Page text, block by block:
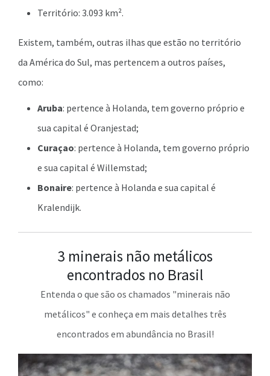
Território: 3.093 km².
Existem, também, outras ilhas que estão no território
da América do Sul, mas pertencem a outros países,
como:
Aruba: pertence à Holanda, tem governo próprio e
sua capital é Oranjestad;
Curaçao: pertence à Holanda, tem governo próprio
e sua capital é Willemstad;
Bonaire: pertence à Holanda e sua capital é
Kralendijk.
3 minerais não metálicos
encontrados no Brasil
Entenda o que são os chamados "minerais não
metálicos" e conheça em mais detalhes três
encontrados em abundância no Brasil!